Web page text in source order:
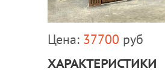
Цена: 37700 руб
ХАРАКТЕРИСТИКИ